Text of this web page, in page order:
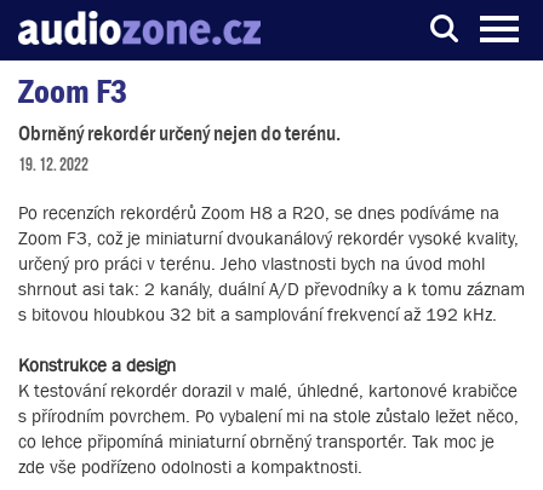
Server o digitálním zpracování zvuku
Zoom F3
Obrněný rekordér určený nejen do terénu.
19. 12. 2022
Po recenzích rekordérů Zoom H8 a R20, se dnes podíváme na
Zoom F3, což je miniaturní dvoukanálový rekordér vysoké kvality,
určený pro práci v terénu. Jeho vlastnosti bych na úvod mohl
shrnout asi tak: 2 kanály, duální A/D převodníky a k tomu záznam
s bitovou hloubkou 32 bit a samplování frekvencí až 192 kHz.
Konstrukce a design
K testování rekordér dorazil v malé, úhledné, kartonové krabičce
s přírodním povrchem. Po vybalení mi na stole zůstalo ležet něco,
co lehce připomíná miniaturní obrněný transportér. Tak moc je
zde vše podřízeno odolnosti a kompaktnosti.